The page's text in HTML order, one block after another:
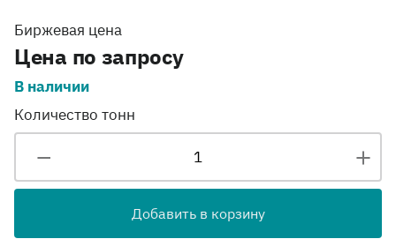
Биржевая цена
Цена по запросу
В наличии
Количество тонн
Добавить в корзину